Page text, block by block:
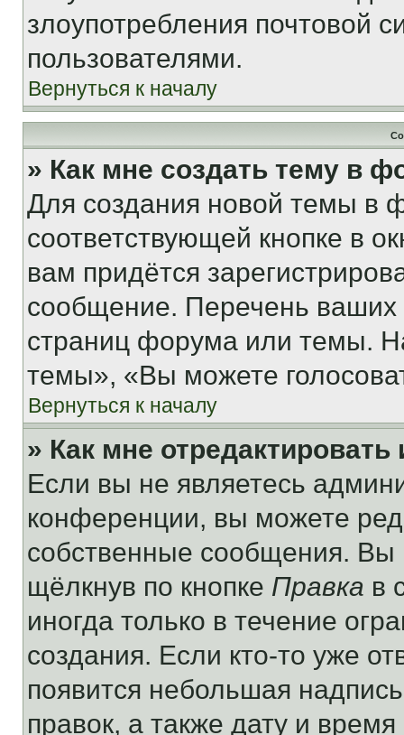
злоупотребления почтовой
пользователями.
Вернуться к началу
» Как мне создать тему в
Для создания новой темы в
соответствующей кнопке в
вам придётся
сообщение. Перечень ваших
страниц форума или темы.
темы», «Вы можете
Вернуться к началу
» Как мне
Если вы не являетесь
конференции, вы можете
собственные сообщения. Вы
щёлкнув по кнопке Правка в
иногда только в течение
создания. Если кто-то уже
появится небольшая
правок, а также дату и